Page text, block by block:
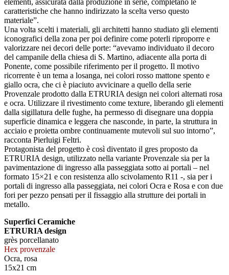
elementi, assicurata dalla produzione in serie, completano le
caratteristiche che hanno indirizzato la scelta verso questo
materiale”.
Una volta scelti i materiali, gli architetti hanno studiato gli elementi
iconografici della zona per poi definire come poterli riproporre e
valorizzare nei decori delle porte: “avevamo individuato il decoro
del campanile della chiesa di S. Martino, adiacente alla porta di
Ponente, come possibile riferimento per il progetto. Il motivo
ricorrente è un tema a losanga, nei colori rosso mattone spento e
giallo ocra, che ci è piaciuto avvicinare a quello della serie
Provenzale prodotto dalla ETRURIA design nei colori alternati rosa
e ocra. Utilizzare il rivestimento come texture, liberando gli elementi
dalla sigillatura delle fughe, ha permesso di disegnare una doppia
superficie dinamica e leggera che nasconde, in parte, la struttura in
acciaio e proietta ombre continuamente mutevoli sul suo intorno”,
racconta Pierluigi Feltri.
Protagonista del progetto è così diventato il gres proposto da
ETRURIA design, utilizzato nella variante Provenzale sia per la
pavimentazione di ingresso alla passeggiata sotto ai portali – nel
formato 15×21 e con resistenza allo scivolamento R11 -, sia per i
portali di ingresso alla passeggiata, nei colori Ocra e Rosa e con due
fori per pezzo pensati per il fissaggio alla strutture dei portali in
metallo.
Superfici Ceramiche
ETRURIA design
grès porcellanato
Hex provenzale
Ocra, rosa
15x21 cm